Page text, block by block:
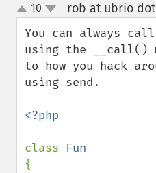
up
down
10 rob at ubrio
You can always call
using the __call()
to how you hack
using send.
<?php
class
{